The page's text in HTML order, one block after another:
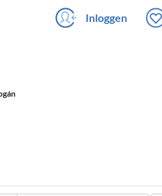
Inloggen